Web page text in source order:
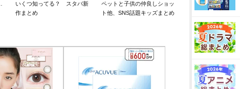
いくつ知ってる？ スタバ新
作まとめ
ペットと子供の仲良しショッ
ト他、SNS話題キッズまとめ